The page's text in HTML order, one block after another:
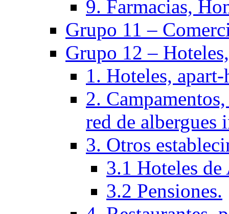
9. Farmacias,
Grupo 11 –
Grupo 12 –
1. Hoteles,
2.
red de albergues
3. Otros
3.1 Hoteles
3.2 Pensiones.